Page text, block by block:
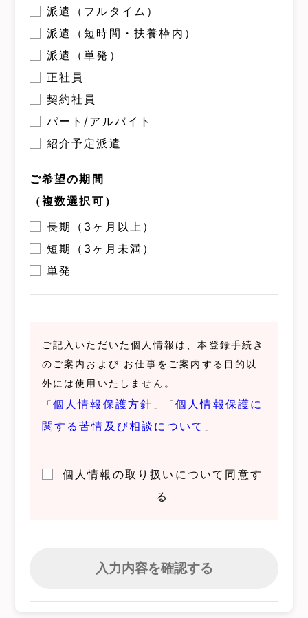
派遣（フルタイム）
派遣（短時間・扶養枠内）
派遣（単発）
正社員
契約社員
パート/アルバイト
紹介予定派遣
ご希望の期間
（複数選択可）
長期（3ヶ月以上）
短期（3ヶ月未満）
単発
ご記入いただいた個人情報は、本登録手続き
のご案内および お仕事をご案内する目的以
外には使用いたしません。
「個人情報保護方針 」「個人情報保護に
関する苦情及び相談について 」
個人情報の取り扱いについて同意す
る